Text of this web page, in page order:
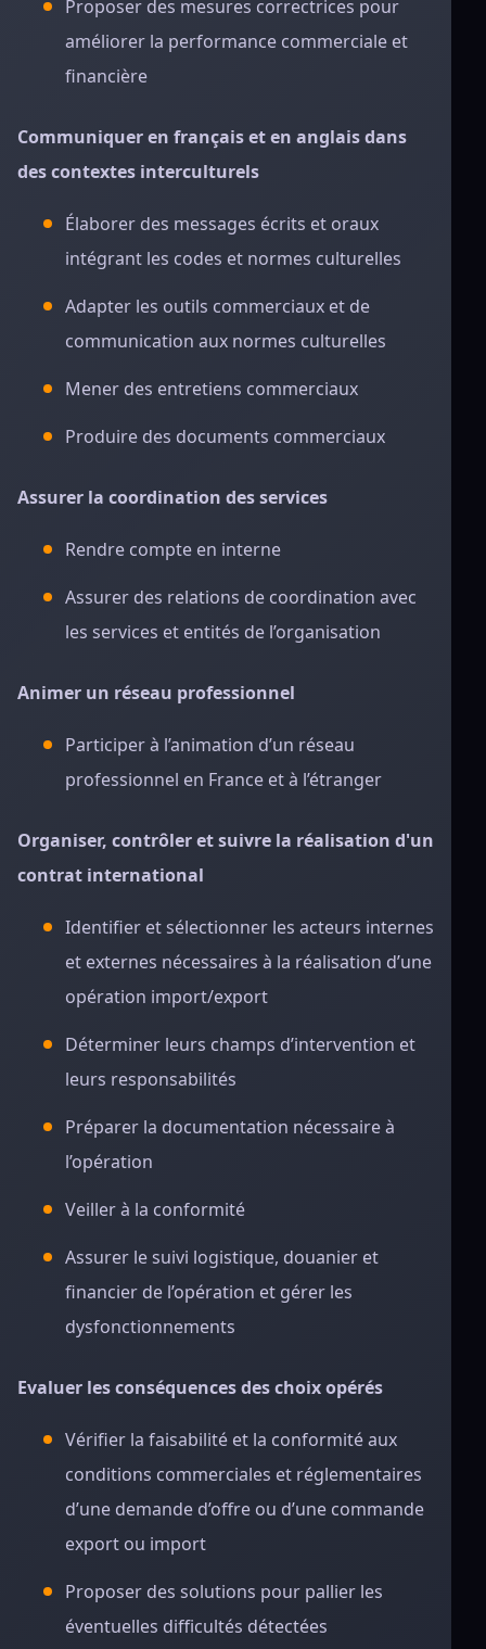
Proposer des mesures correctrices pour
améliorer la performance commerciale et
financière
Communiquer en français et en anglais dans
des contextes interculturels
Élaborer des messages écrits et oraux
intégrant les codes et normes culturelles
Adapter les outils commerciaux et de
communication aux normes culturelles
Mener des entretiens commerciaux
Produire des documents commerciaux
Assurer la coordination des services
Rendre compte en interne
Assurer des relations de coordination avec
les services et entités de l’organisation
Animer un réseau professionnel
Participer à l’animation d’un réseau
professionnel en France et à l’étranger
Organiser, contrôler et suivre la réalisation d'un
contrat international
Identifier et sélectionner les acteurs internes
et externes nécessaires à la réalisation d’une
opération import/export
Déterminer leurs champs d’intervention et
leurs responsabilités
Préparer la documentation nécessaire à
l’opération
Veiller à la conformité
Assurer le suivi logistique, douanier et
financier de l’opération et gérer les
dysfonctionnements
Evaluer les conséquences des choix opérés
Vérifier la faisabilité et la conformité aux
conditions commerciales et réglementaires
d’une demande d’offre ou d’une commande
export ou import
Proposer des solutions pour pallier les
éventuelles difficultés détectées